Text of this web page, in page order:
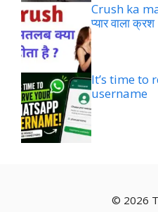
Crush ka
प्यार वाला क्रश
It’s time to
username
© 2026